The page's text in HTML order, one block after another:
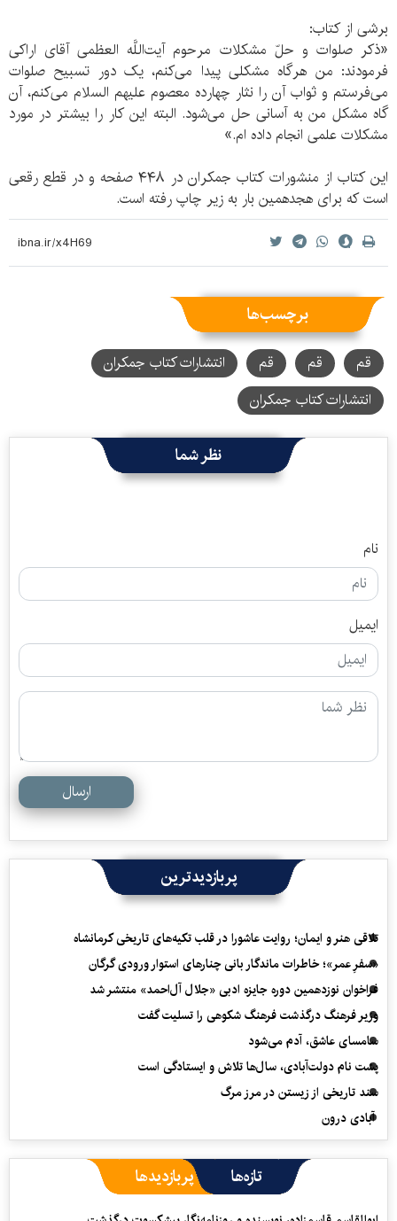
برشی از کتاب:
«ذکر صلوات و حلّ مشکلات مرحوم آیت‌اللَّه العظمی آقای اراکی
فرمودند: من هرگاه مشکلی پیدا می‌کنم، یک دور تسبیح صلوات
می‌فرستم و ثواب آن را نثار چهارده معصوم علیهم السلام می‌کنم، آن
گاه مشکل من به آسانی حل می‌شود. البته این کار را بیشتر در مورد
مشکلات علمی انجام داده ام.»
این کتاب از منشورات کتاب جمکران در ۴۴۸ صفحه و در قطع رقعی
است که برای هجدهمین بار به زیر چاپ رفته است.
برچسب‌ها
قم قم قم
انتشارات کتاب جمکران
انتشارات کتاب جمکران
نظر شما
نام
ایمیل
ارسال
پربازدیدترین
تلاقی هنر و ایمان؛ روایت عاشورا در قلب تکیه‌های تاریخی کرمانشاه
«سفرِ عمر»؛ خاطرات ماندگار بانی چنارهای استوار ورودی گرگان
فراخوان نوزدهمین دوره جایزه ادبی «جلال آل‌احمد» منتشر شد
وزیر فرهنگ درگذشت فرهنگ شکوهی را تسلیت گفت
سامسای عاشق، آدم می‌شود
پشت نام دولت‌آبادی، سال‌ها تلاش و ایستادگی است
سند تاریخی از زیستن در مرز مرگ
آبادی درون
تازه‌ها پربازدیدها